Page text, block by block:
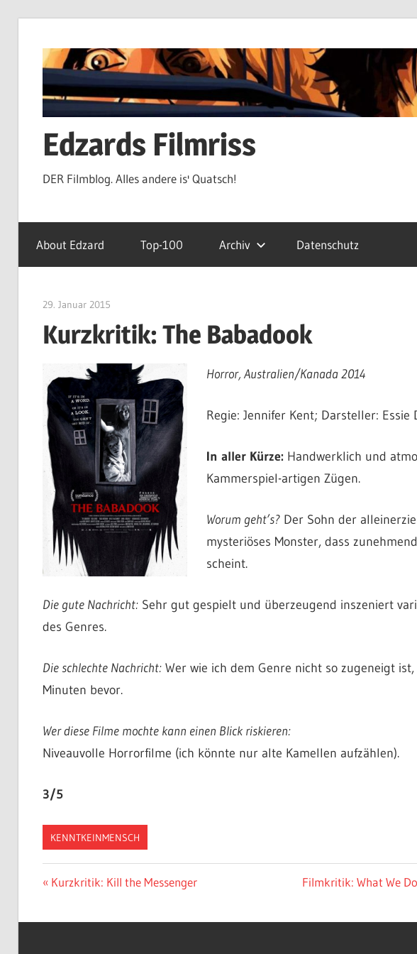
Inhalt
springen
Edzards Filmriss
DER Filmblog. Alles andere is' Quatsch!
About Edzard Top-100 Archiv Datenschutz
29. Januar 2015
Kurzkritik: The Babadook
Horror, Australien/Kanada 2014
Regie: Jennifer Kent; Darsteller: Essie
In aller Kürze: Handwerklich und
Kammerspiel-artigen Zügen.
Worum geht’s?Der Sohn der
mysteriöses Monster, dass
scheint.
Die gute Nachricht:Sehr gut gespielt und überzeugend inszeniert
des Genres.
Die schlechte Nachricht:Wer wie ich dem Genre nicht so zugeneigt
Minuten bevor.
Wer diese Filme mochte kann einen Blick riskieren:
Niveauvolle Horrorfilme (ich könnte nur alte Kamellen aufzählen).
3/5
KENNTKEINMENSCH
Beitragsnavigation
Vorheriger
Kurzkritik: Kill the Messenger
Nächster
Filmkritik: What We